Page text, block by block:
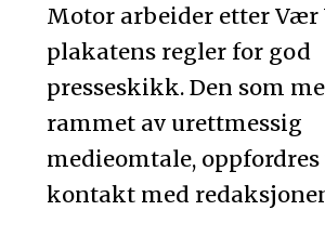
Motor arbeider etter Vær
plakatens regler for god
presseskikk. Den som
rammet av urettmessig
medieomtale,
kontakt med